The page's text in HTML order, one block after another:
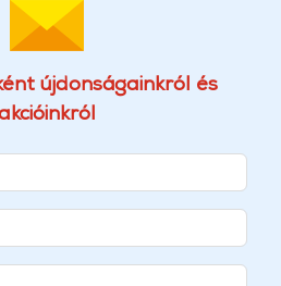
újdonságainkról és